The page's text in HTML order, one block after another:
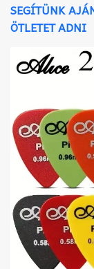
SEGÍTÜNK
ÖTLETET ADNI